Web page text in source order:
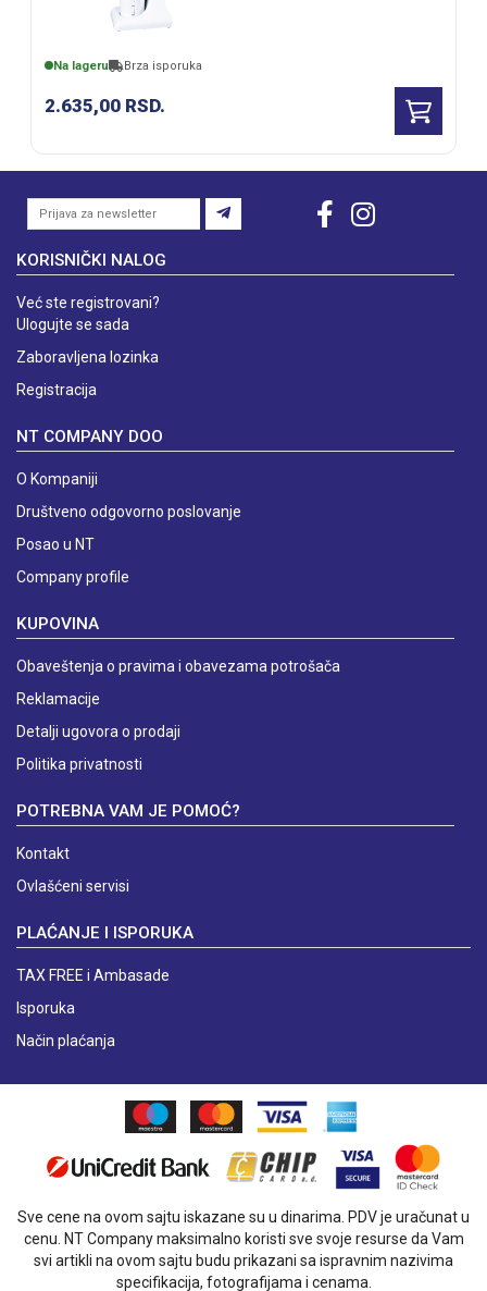
Na lageru Brza isporuka
2.635,00 RSD.
KORISNIČKI NALOG
Već ste registrovani?
Ulogujte se sada
Zaboravljena lozinka
Registracija
NT COMPANY DOO
O Kompaniji
Društveno odgovorno poslovanje
Posao u NT
Company profile
KUPOVINA
Obaveštenja o pravima i obavezama potrošača
Reklamacije
Detalji ugovora o prodaji
Politika privatnosti
POTREBNA VAM JE POMOĆ?
Kontakt
Ovlašćeni servisi
PLAĆANJE I ISPORUKA
TAX FREE i Ambasade
Isporuka
Način plaćanja
Sve cene na ovom sajtu iskazane su u dinarima. PDV je uračunat u
cenu. NT Company maksimalno koristi sve svoje resurse da Vam
svi artikli na ovom sajtu budu prikazani sa ispravnim nazivima
specifikacija, fotografijama i cenama.